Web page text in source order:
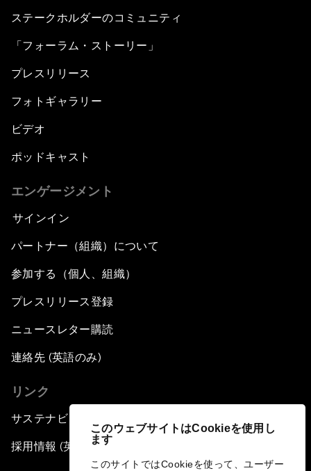
このウェブサイトはCookieを使用し
ます
このサイトではCookieを使って、ユーザー
ステークホルダーのコミュニティ
「フォーラム・ストーリー」
プレスリリース
フォトギャラリー
ビデオ
ポッドキャスト
エンゲージメント
サインイン
パートナー（組織）について
参加する（個人、組織）
プレスリリース登録
ニュースレター購読
連絡先 (英語のみ)
リンク
サステナビリティへの取り組み
採用情報 (英語のみ)